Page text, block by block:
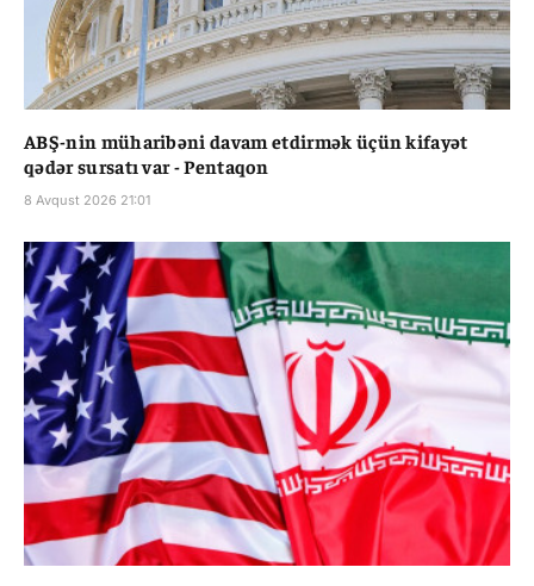
ABŞ-nin müharibəni davam etdirmək üçün kifayət
qədər sursatı var - Pentaqon
8 Avqust 2026 21:01